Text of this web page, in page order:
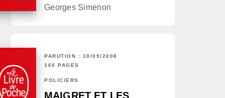
Georges Simenon
PARUTION : 10/09/2008
160 PAGES
POLICIERS
MAIGRET ET LES